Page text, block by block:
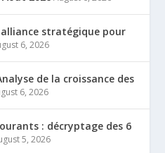
alliance stratégique pour
6, 2026
de la croissance des
6, 2026
: décryptage des 6
5, 2026